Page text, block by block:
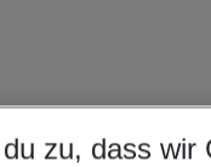
zu, dass wir